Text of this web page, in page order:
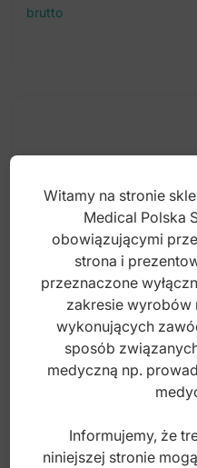
brutto
Cosmopolitan zęby
1L, kolor D2, 6 szt.
Index: C1LD2
Witamy na stronie
Medical Polska
obowiązującymi
strona i
przeznaczone
zakresie wyrobów
wykonujących
sposób
medyczną np.
Informujemy, że
niniejszej stronie